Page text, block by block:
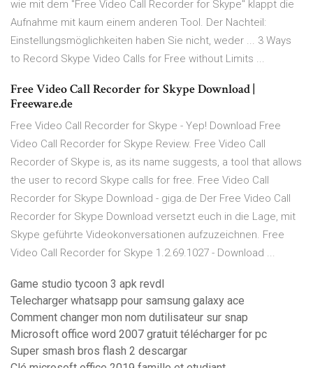
wie mit dem "Free Video Call Recorder for Skype" klappt die
Aufnahme mit kaum einem anderen Tool. Der Nachteil:
Einstellungsmöglichkeiten haben Sie nicht, weder ... 3 Ways
to Record Skype Video Calls for Free without Limits ...
Free Video Call Recorder for Skype Download |
Freeware.de
Free Video Call Recorder for Skype - Yep! Download Free
Video Call Recorder for Skype Review. Free Video Call
Recorder of Skype is, as its name suggests, a tool that allows
the user to record Skype calls for free. Free Video Call
Recorder for Skype Download - giga.de Der Free Video Call
Recorder for Skype Download versetzt euch in die Lage, mit
Skype geführte Videokonversationen aufzuzeichnen. Free
Video Call Recorder for Skype 1.2.69.1027 - Download ...
Game studio tycoon 3 apk revdl
Telecharger whatsapp pour samsung galaxy ace
Comment changer mon nom dutilisateur sur snap
Microsoft office word 2007 gratuit télécharger for pc
Super smash bros flash 2 descargar